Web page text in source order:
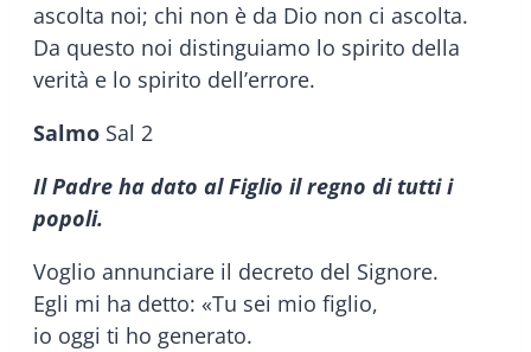
ascolta noi; chi non è da Dio non ci ascolta.
Da questo noi distinguiamo lo spirito della
verità e lo spirito dell’errore.
Salmo Sal 2
Il Padre ha dato al Figlio il regno di tutti i
popoli.
Voglio annunciare il decreto del Signore.
Egli mi ha detto: «Tu sei mio figlio,
io oggi ti ho generato.